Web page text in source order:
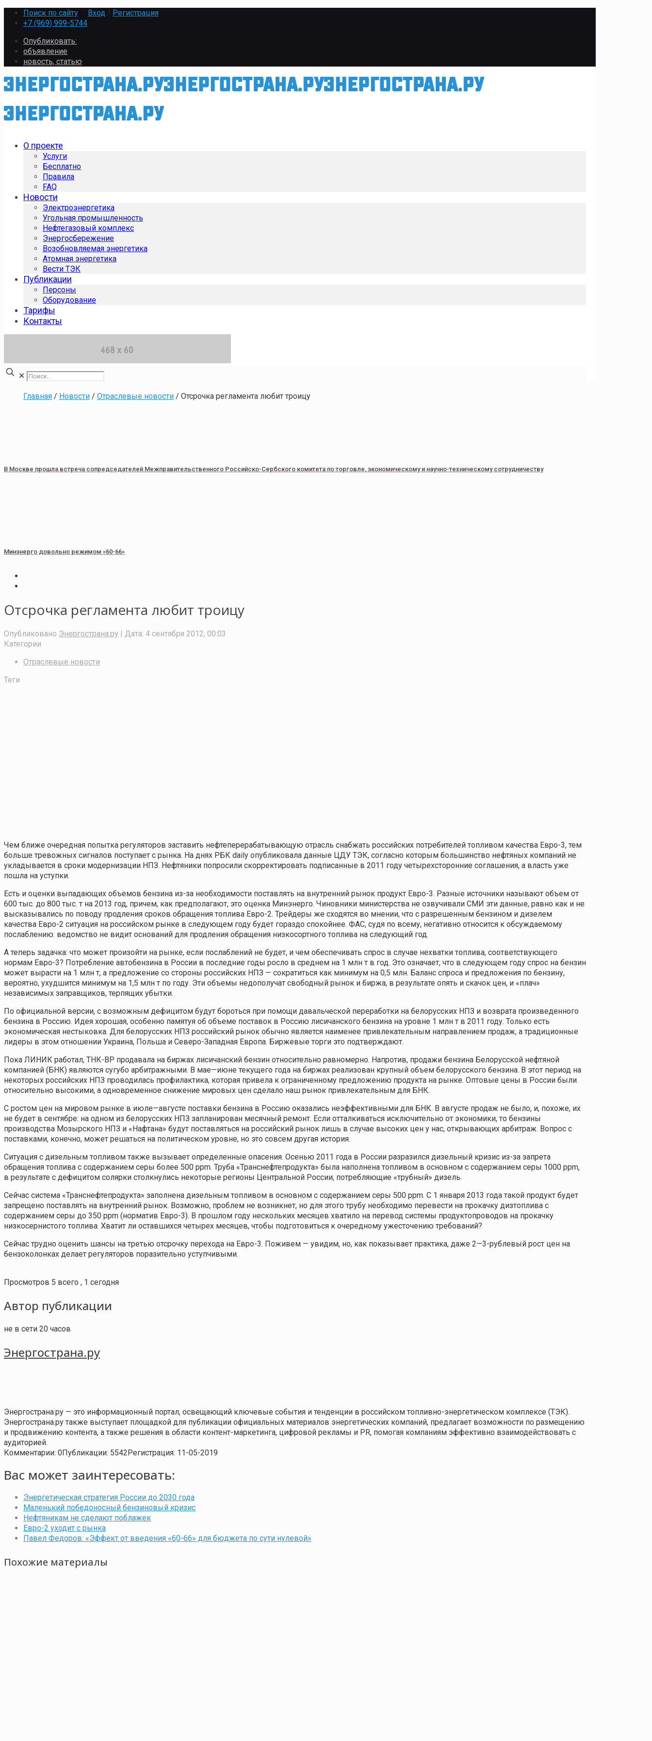
Поиск по сайту Вход / Регистрация
+7 (969) 999-5744
Опубликовать:
объявление
новость, статью
О проекте
Услуги
Бесплатно
Правила
FAQ
Новости
Электроэнергетика
Угольная промышленность
Нефтегазовый комплекс
Энергосбережение
Возобновляемая энергетика
Атомная энергетика
Вести ТЭК
Публикации
Персоны
Оборудование
Тарифы
Контакты
✕
Главная / Новости / Отраслевые новости / Отсрочка регламента любит троицу
В Москве прошла встреча сопредседателей Межправительственного Российско-Сербского комитета по торговле, экономическому и научно-техническому сотрудничеству
Минэнерго довольно режимом «60-66»
Отсрочка регламента любит троицу
Опубликовано Энергострана.ру | Дата: 4 сентября 2012, 00:03
Категории
Отраслевые новости
Теги
Чем ближе очередная попытка регуляторов заставить нефтеперерабатывающую отрасль снабжать россий­ских потребителей топливом качества Евро-3, тем
больше тревожных сигналов поступает с рынка. На днях РБК daily опубликовала данные ЦДУ ТЭК, согласно которым большинство нефтяных компаний не
укладывается в сроки модернизации НПЗ. Нефтяники попросили скорректировать подписанные в 2011 году четырехсторонние соглашения, а власть уже
пошла на уступки.
Есть и оценки выпадающих объемов бензина из-за необходимости поставлять на внутренний рынок продукт Евро-3. Разные источники называют объем от
600 тыс. до 800 тыс. т на 2013 год, причем, как предполагают, это оценка Минэнерго. Чиновники министерства не озвучивали СМИ эти данные, равно как и не
высказывались по поводу продления сроков обращения топлива Евро-2. Трейдеры же сходятся во мнении, что с разрешенным бензином и дизелем
качества Евро-2 ситуация на российском рынке в следующем году будет гораздо спокойнее. ФАС, судя по всему, негативно относится к обсуждаемому
послаблению: ведомство не видит оснований для продления обращения низкосортного топлива на следующий год.
А теперь задачка: что может произойти на рынке, если послаблений не будет, и чем обеспечивать спрос в случае нехватки топлива, соответствующего
нормам Евро-3? Потребление автобензина в России в последние годы росло в среднем на 1 млн т в год. Это означает, что в следующем году спрос на бензин
может вырасти на 1 млн т, а предложение со стороны российских НПЗ — сократиться как минимум на 0,5 млн. Баланс спроса и предложения по бензину,
вероятно, ухудшится минимум на 1,5 млн т по году. Эти объемы недополучат свободный рынок и биржа, в результате опять и скачок цен, и «плач»
независимых заправщиков, терпящих убытки.
По официальной версии, с возможным дефицитом будут бороться при помощи давальческой переработки на белорусских НПЗ и возврата произведенного
бензина в Россию. Идея хорошая, особенно памятуя об объеме поставок в Россию лисичанского бензина на уровне 1 млн т в 2011 году. Только есть
экономическая нестыковка. Для белорусских НПЗ российский рынок обычно является наименее привлекательным направлением продаж, а традиционные
лидеры в этом отношении Украина, Польша и Северо-Западная Европа. Биржевые торги это подтверждают.
Пока ЛИНИК работал, ТНК-ВР продавала на биржах лисичанский бензин относительно равномерно. Напротив, продажи бензина Белорусской нефтяной
компанией (БНК) являются сугубо арбитражными. В мае—июне текущего года на биржах реализован крупный объем белорусского бензина. В этот период на
некоторых российских НПЗ проводилась профилактика, которая привела к ограниченному предложению продукта на рынке. Оптовые цены в России были
относительно высокими, а одновременное снижение мировых цен сделало наш рынок привлекательным для БНК.
С ростом цен на мировом рынке в июле—августе поставки бензина в Россию оказались неэффективными для БНК. В августе продаж не было, и, похоже, их
не будет в сентябре: на одном из белорусских НПЗ запланирован месячный ремонт. Если отталкиваться исключительно от экономики, то бензины
производства Мозырского НПЗ и «Нафтана» будут по­ставляться на российский рынок лишь в случае высоких цен у нас, открывающих арбитраж. Вопрос с
поставками, конечно, может решаться на политическом уровне, но это совсем другая история.
Ситуация с дизельным топливом также вызывает определенные опасения. Осенью 2011 года в России разразился дизельный кризис из-за запрета
обращения топлива с содержанием серы более 500 ppm. Труба «Транснефтепродукта» была наполнена топливом в основном с содержанием серы 1000 ppm,
в результате с дефицитом солярки столкнулись некоторые регионы Центральной России, потребляющие «трубный» дизель.
Сейчас система «Транснефтепродукта» заполнена дизельным топливом в основном с содержанием серы 500 ppm. С 1 января 2013 года такой продукт будет
запрещено поставлять на внутренний рынок. Возможно, проблем не возникнет, но для этого трубу необходимо перевести на прокачку дизтоплива с
содержанием серы до 350 ppm (норматив Евро-3). В прошлом году нескольких месяцев хватило на перевод си­стемы продуктопроводов на прокачку
низкосернистого топлива. Хватит ли оставшихся четырех месяцев, чтобы подготовиться к очередному ужесточению требований?
Сейчас трудно оценить шансы на третью отсрочку перехода на Евро-3. Поживем — увидим, но, как показывает практика, даже 2—3-рублевый рост цен на
бензоколонках делает регуляторов поразительно уступчивыми.
Просмотров 5 всего , 1 сегодня
Автор публикации
не в сети 20 часов
Энергострана.ру
Энергострана.ру — это информационный портал, освещающий ключевые события и тенденции в российском топливно-энергетическом комплексе (ТЭК).
Энергострана.ру также выступает площадкой для публикации официальных материалов энергетических компаний, предлагает возможности по размещению
и продвижению контента, а также решения в области контент-маркетинга, цифровой рекламы и PR, помогая компаниям эффективно взаимодействовать с
аудиторией.
Комментарии: 0Публикации: 5542Регистрация: 11-05-2019
Вас может заинтересовать:
Энергетическая стратегия России до 2030 года
Маленький победоносный бензиновый кризис
Нефтяникам не сделают поблажек
Евро-2 уходит с рынка
Павел Федоров: «Эффект от введения «60-66» для бюджета по сути нулевой»
Похожие материалы